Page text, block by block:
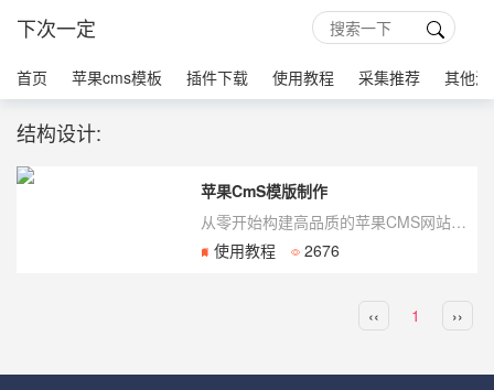
下次一定
首页 苹果cms模板 插件下载 使用教程 采集推荐 其他
结构设计:
苹果CmS模版制作
从零开始构建高品质的苹果CMS网站模板一、苹果CMS简介苹果CMS是一款开源、免费的...
使用教程
2676
‹‹ 1 ››